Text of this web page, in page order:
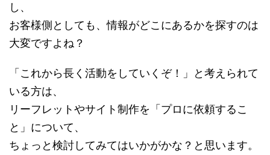
し、
お客様側としても、情報がどこにあるかを探すのは
大変ですよね？
「これから長く活動をしていくぞ！」と考えられて
いる方は、
リーフレットやサイト制作を「プロに依頼するこ
と」について、
ちょっと検討してみてはいかがかな？と思います。